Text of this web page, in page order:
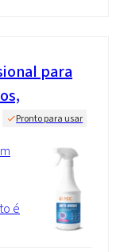
para
Pronto para usar
é